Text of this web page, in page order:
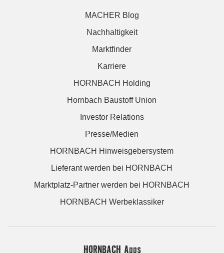
MACHER Blog
Nachhaltigkeit
Marktfinder
Karriere
HORNBACH Holding
Hornbach Baustoff Union
Investor Relations
Presse/Medien
HORNBACH Hinweisgebersystem
Lieferant werden bei HORNBACH
Marktplatz-Partner werden bei HORNBACH
HORNBACH Werbeklassiker
HORNBACH Apps